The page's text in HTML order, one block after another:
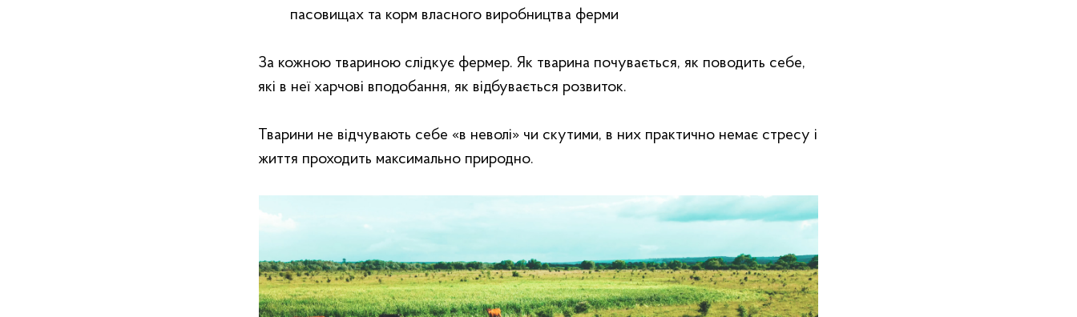
пасовищах та корм власного виробництва ферми
За кожною твариною слідкує фермер. Як тварина почувається, як поводить себе,
які в неї харчові вподобання, як відбувається розвиток.
Тварини не відчувають себе «‎в неволі»‎ чи скутими, в них практично немає стресу і
життя проходить максимально природно.